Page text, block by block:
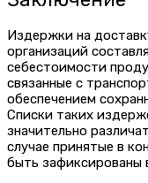
Издержки на
организаций
себестоимости
связанные с
обеспечением
Списки таких
значительно
случае принятые в
быть зафиксированы